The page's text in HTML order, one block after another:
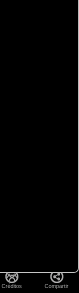
Créditos Compartir
externos que
toda la
tu conocimiento
tus opiniones. ¿Qué
Tabet, Marc Singer